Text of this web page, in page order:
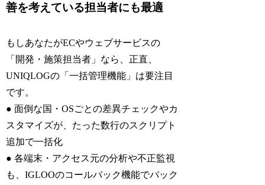
善を考えている担当者にも最適
もしあなたがECやウェブサービスの
「開発・施策担当者」なら、正直、
UNIQLOGの「一括管理機能」は要注目
です。
● 面倒な国・OSごとの差異チェックやカ
スタマイズが、たった数行のスクリプト
追加で一括化
● 各端末・アクセス元の分析や不正監視
も、IGLOOのコールバック機能でバック